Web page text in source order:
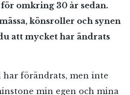
omkring 30 år sedan.
könsroller och synen
att mycket har ändrats
har förändrats, men inte
min egen och mina